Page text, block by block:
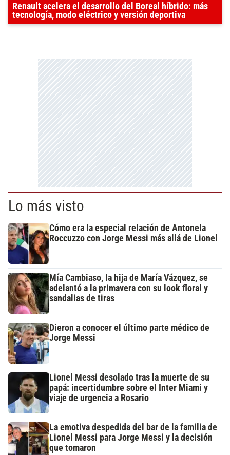
Renault acelera el desarrollo del Boreal híbrido: más
tecnología, modo eléctrico y versión deportiva
Lo más visto
Cómo era la especial relación de Antonela
Roccuzzo con Jorge Messi más allá de Lionel
Mía Cambiaso, la hija de María Vázquez, se
adelantó a la primavera con su look floral y
sandalias de tiras
Dieron a conocer el último parte médico de
Jorge Messi
Lionel Messi desolado tras la muerte de su
papá: incertidumbre sobre el Inter Miami y
viaje de urgencia a Rosario
La emotiva despedida del bar de la familia de
Lionel Messi para Jorge Messi y la decisión
que tomaron